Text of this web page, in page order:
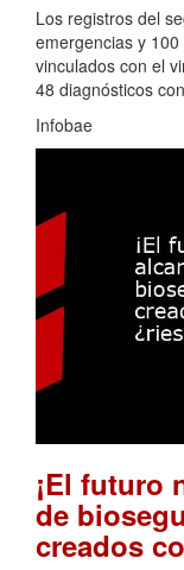
Los registros del
emergencias y
vinculados con el
48 diagnósticos
Infobae
¡El futuro
de
creados